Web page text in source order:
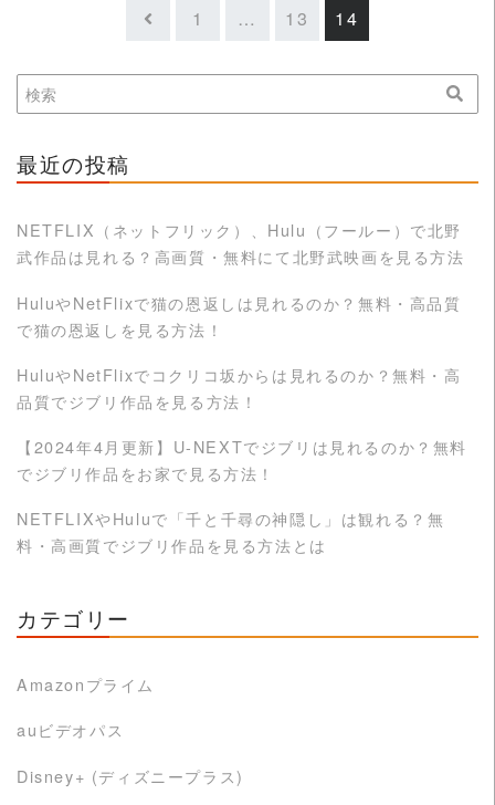
1 … 13 14
最近の投稿
NETFLIX（ネットフリック）、Hulu（フールー）で北野
武作品は見れる？高画質・無料にて北野武映画を見る方法
HuluやNetFlixで猫の恩返しは見れるのか？無料・高品質
で猫の恩返しを見る方法！
HuluやNetFlixでコクリコ坂からは見れるのか？無料・高
品質でジブリ作品を見る方法！
【2024年4月更新】U-NEXTでジブリは見れるのか？無料
でジブリ作品をお家で見る方法！
NETFLIXやHuluで「千と千尋の神隠し」は観れる？無
料・高画質でジブリ作品を見る方法とは
カテゴリー
Amazonプライム
auビデオパス
Disney+ (ディズニープラス)